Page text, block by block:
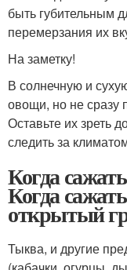
быть губительным
перемерзания их
На заметку!
В солнечную и
овощи, но не сразу
Оставьте их зреть
следить за
Когда
Когда
открытый
Тыква, и другие